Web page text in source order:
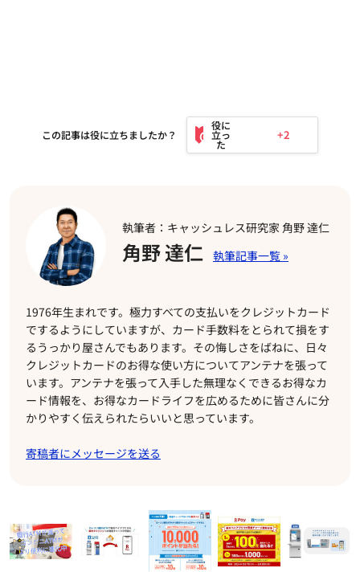
この記事は役に立ちましたか？ +2
執筆者：キャッシュレス研究家 角野 達仁
角野 達仁
1976年生まれです。極力すべての支払いをクレジットカード
でするようにしていますが、カード手数料をとられて損をす
るうっかり屋さんでもあります。その悔しさをばねに、日々
クレジットカードのお得な使い方についてアンテナを張って
います。アンテナを張って入手した無理なくできるお得なカ
ード情報を、お得なカードライフを広めるために皆さんに分
かりやすく伝えられたらいいと思っています。
寄稿者にメッセージを送る